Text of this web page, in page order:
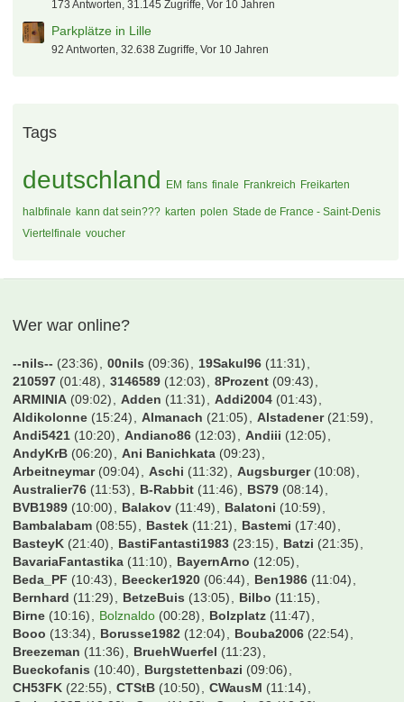
173 Antworten, 31.145 Zugriffe, Vor 10 Jahren
Parkplätze in Lille
92 Antworten, 32.638 Zugriffe, Vor 10 Jahren
Tags
deutschland EM fans finale Frankreich Freikarten
halbfinale kann dat sein??? karten polen Stade de France - Saint-Denis
Viertelfinale voucher
Wer war online?
--nils-- (23:36) 00nils (09:36) 19Sakul96 (11:31)
210597 (01:48) 3146589 (12:03) 8Prozent (09:43)
ARMINIA (09:02) Adden (11:31) Addi2004 (01:43)
Aldikolonne (15:24) Almanach (21:05) Alstadener (21:59)
Andi5421 (10:20) Andiano86 (12:03) Andiii (12:05)
AndyKrB (06:20) Ani Banichkata (09:23)
Arbeitneymar (09:04) Aschi (11:32) Augsburger (10:08)
Australier76 (11:53) B-Rabbit (11:46) BS79 (08:14)
BVB1989 (10:00) Balakov (11:49) Balatoni (10:59)
Bambalabam (08:55) Bastek (11:21) Bastemi (17:40)
BasteyK (21:40) BastiFantasti1983 (23:15) Batzi (21:35)
BavariaFantastika (11:10) BayernArno (12:05)
Beda_PF
(10:43) Beecker1920 (06:44) Ben1986 (11:04)
Bernhard (11:29) BetzeBuis (13:05) Bilbo (11:15)
Birne (10:16) Bolznaldo (00:28) Bolzplatz (11:47)
Booo (13:34) Borusse1982 (12:04) Bouba2006 (22:54)
Breezeman (11:36) BruehWuerfel (11:23)
Bueckofanis (10:40) Burgstettenbazi (09:06)
CH53FK (22:55) CTStB (10:50) CWausM (11:14)